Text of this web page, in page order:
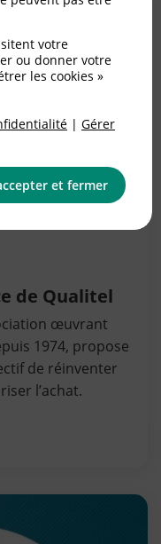
de Qualitel
œuvrant
1974, propose
de réinventer
l’achat.
votre
ou donner votre
les cookies »
| Gérer
et fermer